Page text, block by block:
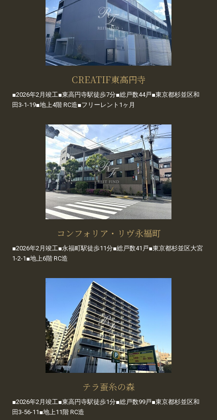
CREATIF東高円寺
■2026年2月竣工■東高円寺駅徒歩7分■総戸数44戸■東京都杉並区和
田3-1-19■地上4階 RC造■フリーレント1ヶ月
コンフォリア・リヴ永福町
■2026年2月竣工■永福町駅徒歩11分■総戸数41戸■東京都杉並区大宮
1-2-1■地上6階 RC造
テラ蚕糸の森
■2026年2月竣工■東高円寺駅徒歩1分■総戸数99戸■東京都杉並区和
田3-56-11■地上11階 RC造